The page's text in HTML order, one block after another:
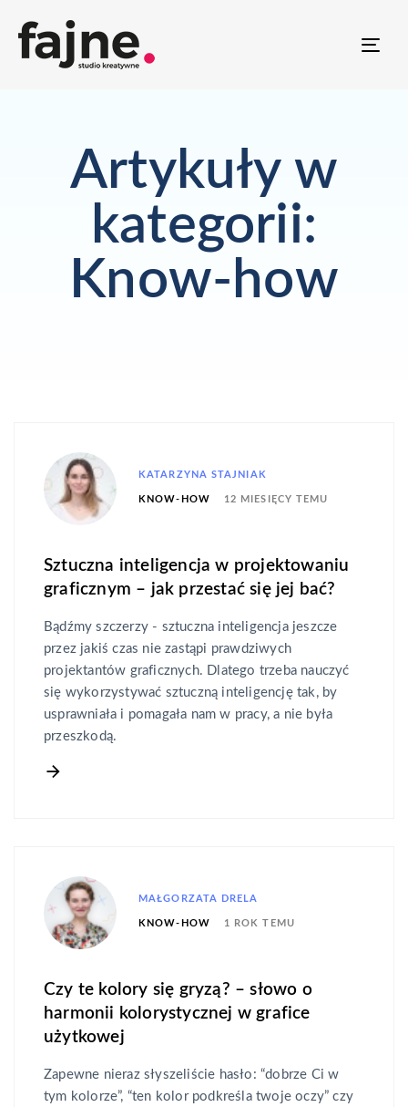
Artykuły w
kategorii:
Know-how
KATARZYNA STAJNIAK
KNOW-HOW 12 MIESIĘCY TEMU
Sztuczna inteligencja w projektowaniu
graficznym – jak przestać się jej bać?
Bądźmy szczerzy - sztuczna inteligencja jeszcze
przez jakiś czas nie zastąpi prawdziwych
projektantów graficznych. Dlatego trzeba nauczyć
się wykorzystywać sztuczną inteligencję tak, by
usprawniała i pomagała nam w pracy, a nie była
przeszkodą.
MAŁGORZATA DRELA
KNOW-HOW 1 ROK TEMU
Czy te kolory się gryzą? – słowo o
harmonii kolorystycznej w grafice
użytkowej
Zapewne nieraz słyszeliście hasło: “dobrze Ci w
tym kolorze”, “ten kolor podkreśla twoje oczy” czy